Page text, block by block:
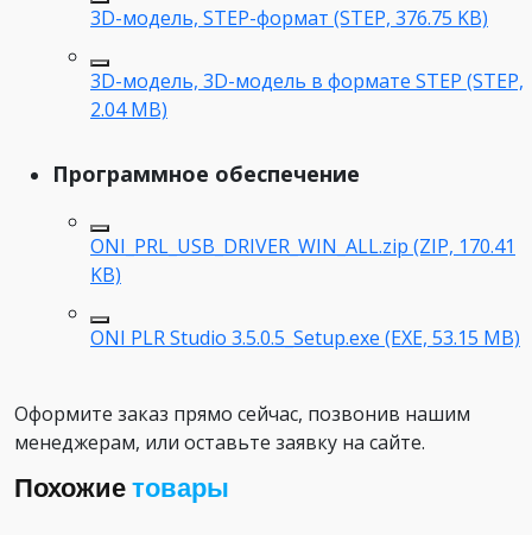
3D-модель, STEP-формат (STEP, 376.75 KB)
3D-модель, 3D-модель в формате STEP (STEP,
2.04 MB)
Программное обеспечение
ONI_PRL_USB_DRIVER_WIN_ALL.zip (ZIP, 170.41
KB)
ONI PLR Studio 3.5.0.5_Setup.exe (EXE, 53.15 MB)
Оформите заказ прямо сейчас, позвонив нашим
менеджерам, или оставьте заявку на сайте.
Похожиетовары